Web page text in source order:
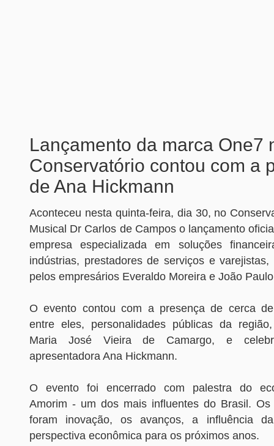
Lançamento da marca One7
Conservatório contou com a
de Ana Hickmann
Aconteceu nesta quinta-feira, dia 30, no
Musical Dr Carlos de Campos o lançamento
empresa especializada em soluções
indústrias, prestadores de serviços e
pelos empresários Everaldo Moreira e João
O evento contou com a presença de cerca
entre eles, personalidades públicas da
Maria José Vieira de Camargo, e
apresentadora Ana Hickmann.
O evento foi encerrado com palestra do
Amorim - um dos mais influentes do Brasil. Os
foram inovação, os avanços, a influência
perspectiva econômica para os próximos anos.